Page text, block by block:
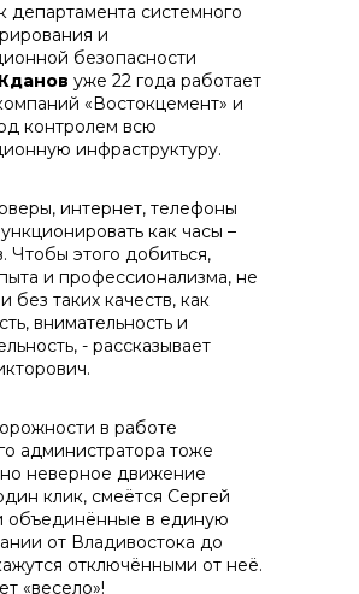
отдела закупок
департамента системного
и
безопасности
уже 22 года работает
«Востокцемент» и
контролем всю
инфраструктуру.
интернет, телефоны
как часы –
Чтобы этого добиться,
и профессионализма, не
без таких качеств, как
внимательность и
- рассказывает
в работе
администратора тоже
неверное движение
клик, смеётся Сергей
объединённые в единую
от Владивостока до
отключёнными от неё.
«весело»!